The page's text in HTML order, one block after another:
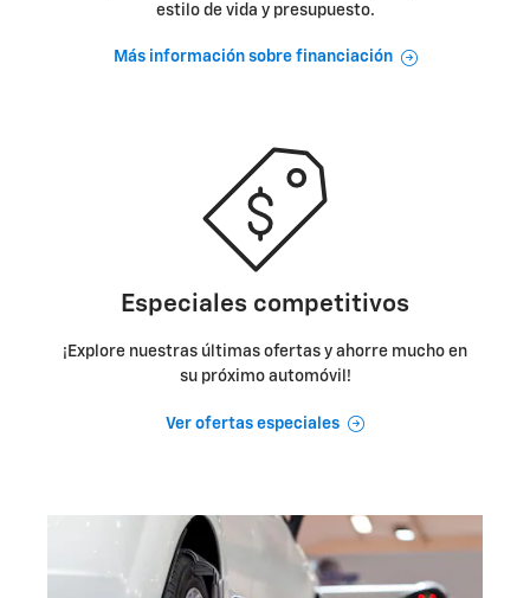
estilo de vida y presupuesto.
Más información sobre financiación
Especiales competitivos
¡Explore nuestras últimas ofertas y ahorre mucho en
su próximo automóvil!
Ver ofertas especiales